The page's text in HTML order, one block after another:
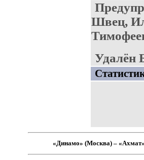
Швец,
Удалён
«Динамо» (Москва) –